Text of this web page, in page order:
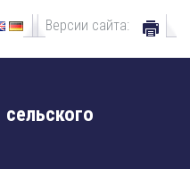
Версии сайта:
сельского